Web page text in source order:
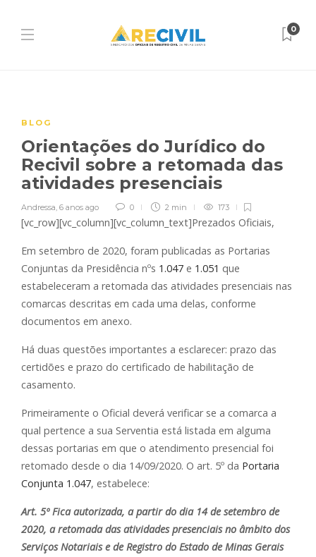
0
BLOG
Orientações do Jurídico do
Recivil sobre a retomada das
atividades presenciais
Andressa, 6 anos ago 0 2 min 173
[vc_row][vc_column][vc_column_text]Prezados Oficiais,
Em setembro de 2020, foram publicadas as Portarias
Conjuntas da Presidência nºs 1.047 e 1.051 que
estabeleceram a retomada das atividades presenciais nas
comarcas descritas em cada uma delas, conforme
documentos em anexo.
Há duas questões importantes a esclarecer: prazo das
certidões e prazo do certificado de habilitação de
casamento.
Primeiramente o Oficial deverá verificar se a comarca a
qual pertence a sua Serventia está listada em alguma
dessas portarias em que o atendimento presencial foi
retomado desde o dia 14/09/2020. O art. 5º da Portaria
Conjunta 1.047, estabelece:
Art. 5º Fica autorizada, a partir do dia 14 de setembro de
2020, a retomada das atividades presenciais no âmbito dos
Serviços Notariais e de Registro do Estado de Minas Gerais